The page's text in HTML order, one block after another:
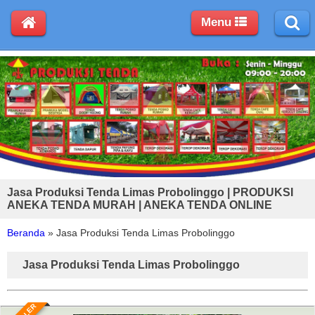
Jasa Produksi Tenda Limas Probolinggo | PRODUKSI
ANEKA TENDA MURAH | ANEKA TENDA ONLINE
Beranda » Jasa Produksi Tenda Limas Probolinggo
Jasa Produksi Tenda Limas Probolinggo
Menu